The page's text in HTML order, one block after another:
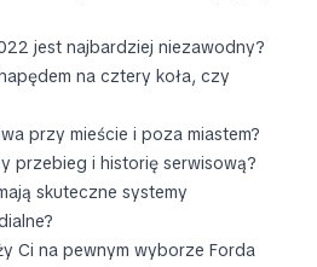
jest najbardziej niezawodny?
na cztery koła, czy
przy mieście i poza miastem?
przebieg i historię serwisową?
skuteczne systemy
Ci na pewnym wyborze Forda